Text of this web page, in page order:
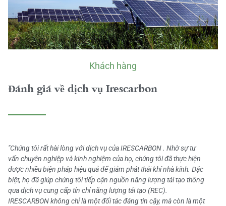
Khách hàng
Đánh giá về dịch vụ Irescarbon
"Chúng tôi rất hài lòng với dịch vụ của IRESCARBON . Nhờ sự tư
vấn chuyên nghiệp và kinh nghiệm của họ, chúng tôi đã thực hiện
được nhiều biện pháp hiệu quả để giảm phát thải khí nhà kính. Đặc
biệt, họ đã giúp chúng tôi tiếp cận nguồn năng lượng tái tạo thông
qua dịch vụ cung cấp tín chỉ năng lượng tái tạo (REC).
IRESCARBON không chỉ là một đối tác đáng tin cậy, mà còn là một